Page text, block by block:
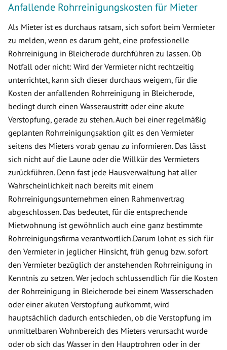
Anfallende Rohrreinigungskosten für Mieter
Als Mieter ist es durchaus ratsam, sich sofort beim Vermieter
zu melden, wenn es darum geht, eine professionelle
Rohrreinigung in Bleicherode durchführen zu lassen. Ob
Notfall oder nicht: Wird der Vermieter nicht rechtzeitig
unterrichtet, kann sich dieser durchaus weigern, für die
Kosten der anfallenden Rohrreinigung in Bleicherode,
bedingt durch einen Wasseraustritt oder eine akute
Verstopfung, gerade zu stehen. Auch bei einer regelmäßig
geplanten Rohrreinigungsaktion gilt es den Vermieter
seitens des Mieters vorab genau zu informieren. Das lässt
sich nicht auf die Laune oder die Willkür des Vermieters
zurückführen. Denn fast jede Hausverwaltung hat aller
Wahrscheinlichkeit nach bereits mit einem
Rohrreinigungsunternehmen einen Rahmenvertrag
abgeschlossen. Das bedeutet, für die entsprechende
Mietwohnung ist gewöhnlich auch eine ganz bestimmte
Rohrreinigungsfirma verantwortlich.Darum lohnt es sich für
den Vermieter in jeglicher Hinsicht, früh genug bzw. sofort
den Vermieter bezüglich der anstehenden Rohrreinigung in
Kenntnis zu setzen. Wer jedoch schlussendlich für die Kosten
der Rohrreinigung in Bleicherode bei einem Wasserschaden
oder einer akuten Verstopfung aufkommt, wird
hauptsächlich dadurch entschieden, ob die Verstopfung im
unmittelbaren Wohnbereich des Mieters verursacht wurde
oder ob sich das Wasser in den Hauptrohren oder in der